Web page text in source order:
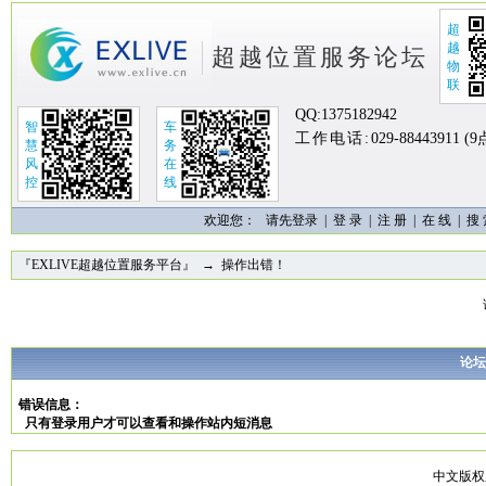
超越位置服务论坛
超
越
物
联
智
慧
风
控
车
务
在
线
QQ:1375182942
工作电话: 029-88443911 (9
欢迎您： 请先登录 | 登 录 注 册 在 线 搜
『EXLIVE超越位置服务平台』 → 操作出错！
论
错误信息：
只有登录用户才可以查看和操作站内短消息
中文版